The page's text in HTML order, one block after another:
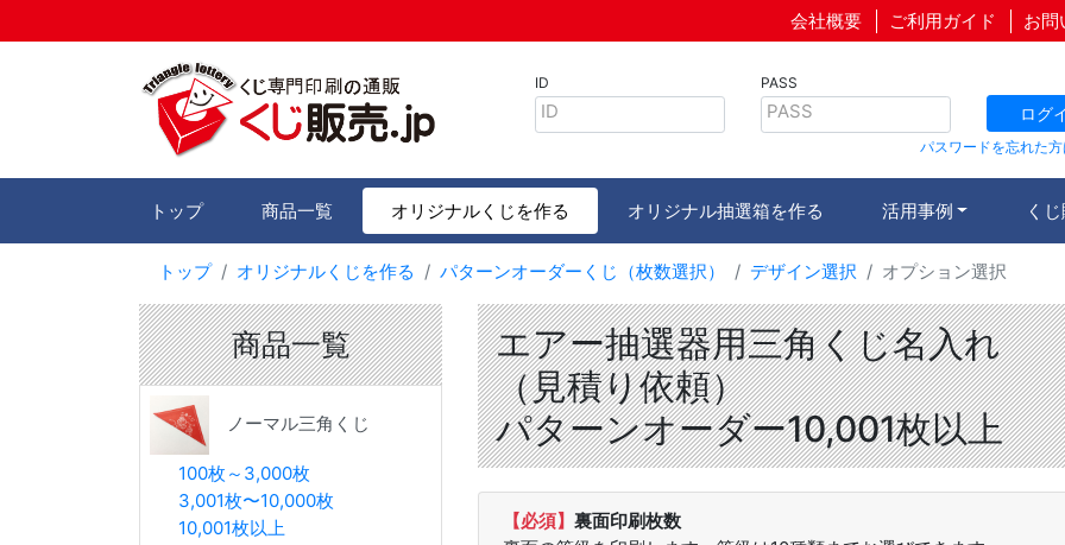
会社概要 ご利用ガイド お問
ID
ID
PASS
PASS ログ
パスワードを忘れた
トップ 商品一覧 オリジナルくじを作る オリジナル抽選箱を作る 活用事例 く
トップ オリジナルくじを作る パターンオーダーくじ（枚数選択） デザイン選択 オプション選択
商品一覧
ノーマル三角くじ
100枚～3,000枚
3,001枚〜10,000枚
10,001枚以上
エアー抽選器用三角くじ名入れ
（見積り依頼）
パターンオーダー10,001枚以上
【必須】 裏面印刷枚数